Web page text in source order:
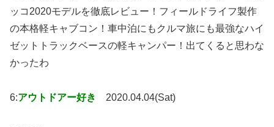
ッコ2020モデルを徹底レビュー！フィールドライフ製作
の本格軽キャブコン！車中泊にもクルマ旅にも最強なハイ
ゼットトラックベースの軽キャンパー！出てくると思わな
かったわ
6:アウトドアー好き 2020.04.04(Sat)